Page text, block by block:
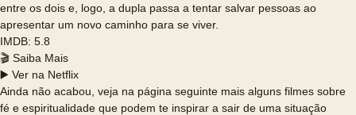
entre os dois e, logo, a dupla passa a tentar salvar pessoas ao
apresentar um novo caminho para se viver.
IMDB: 5.8
🎬 Saiba Mais
▶️ Ver na Netflix
Ainda não acabou, veja na página seguinte mais alguns filmes sobre
fé e espiritualidade que podem te inspirar a sair de uma situação